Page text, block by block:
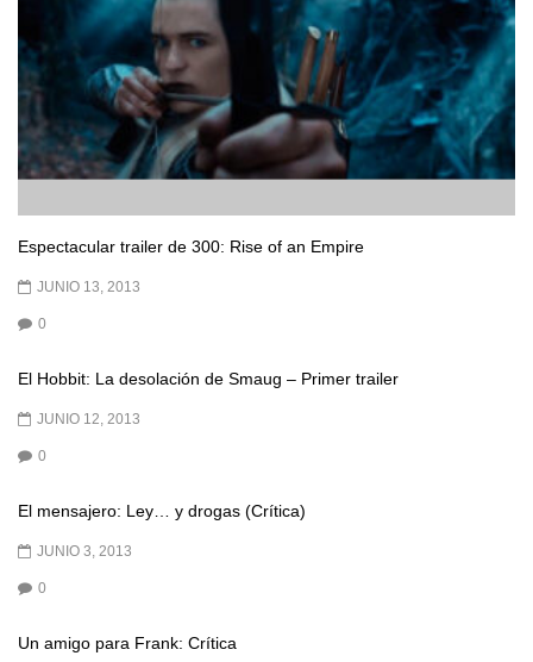
Espectacular trailer de 300: Rise of an Empire
JUNIO 13, 2013
0
El Hobbit: La desolación de Smaug – Primer trailer
JUNIO 12, 2013
0
El mensajero: Ley… y drogas (Crítica)
JUNIO 3, 2013
0
Un amigo para Frank: Crítica